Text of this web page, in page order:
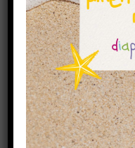
• Baby shower
• Δώρο για νεογέννητο με
📎 Δείτε επίσης
νεογέννητο 👉